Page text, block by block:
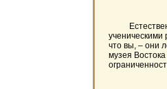
что вы, – они
музея